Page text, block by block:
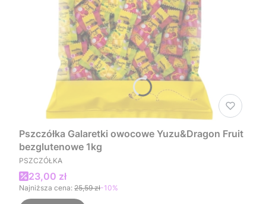
Pszczółka Galaretki owocowe Yuzu&Dragon Fruit
bezglutenowe 1kg
PRODUCENT
PSZCZÓŁKA
Cena promocyjna
23,00 zł
Najniższa cena: 25,59 zł-10%